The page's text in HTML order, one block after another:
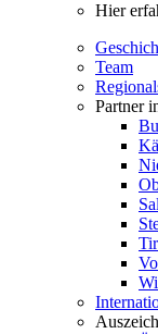
Hier
Team
Partner